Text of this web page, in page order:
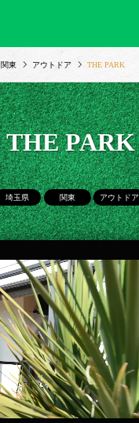
関東 アウトドア THE PARK
THE PARK
埼玉県 関東 アウトドア